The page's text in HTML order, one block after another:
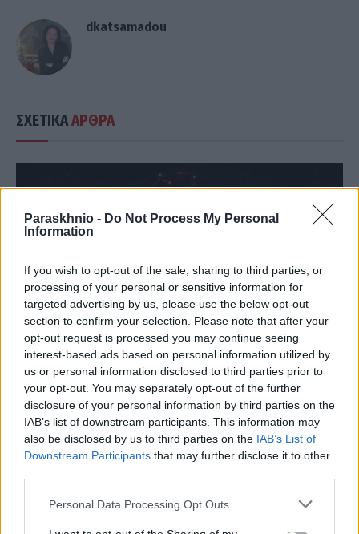
Paraskhnio - Do Not Process My Personal
Information
If you wish to opt-out of the sale, sharing to third parties, or
processing of your personal or sensitive information for
targeted advertising by us, please use the below opt-out
section to confirm your selection. Please note that after your
opt-out request is processed you may continue seeing
interest-based ads based on personal information utilized by
us or personal information disclosed to third parties prior to
your opt-out. You may separately opt-out of the further
disclosure of your personal information by third parties on the
IAB’s list of downstream participants. This information may
also be disclosed by us to third parties on the IAB’s List of
Downstream Participants that may further disclose it to other
Please note that this website/app uses one or more Google
Personal Data Processing Opt Outs
dkatsamadou
ΣΧΕΤΙΚΑΑΡΘΡΑ
ΖΏΔΙΑ
Τα 2 ζώδια που θα ζήσουν το πιο τυχερό
Σαββατοκύριακο του Αυγούστου